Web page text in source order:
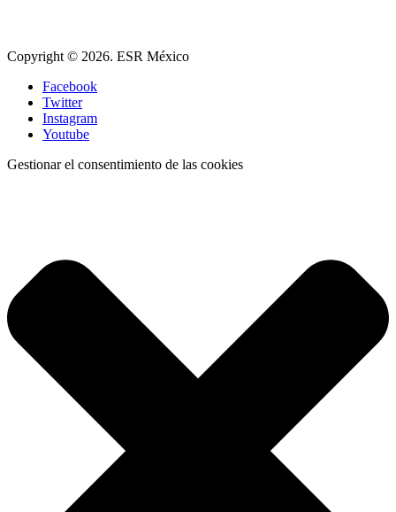
Copyright © 2026. ESR México
Facebook
Twitter
Instagram
Youtube
Gestionar el consentimiento de las cookies